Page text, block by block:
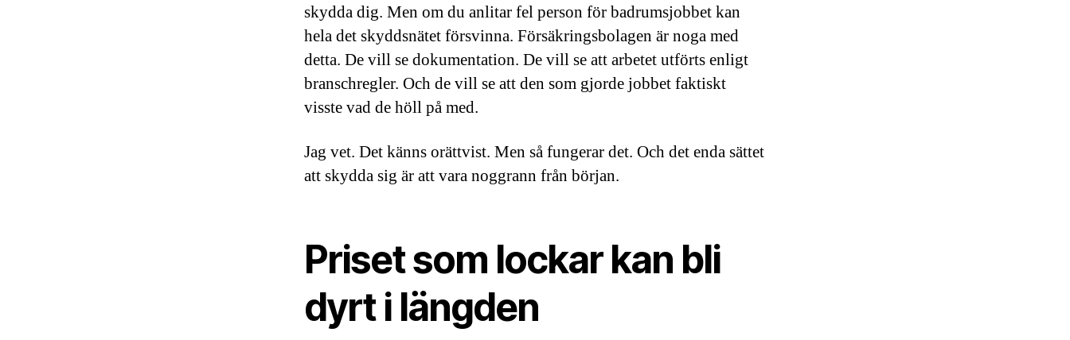
skydda dig. Men om du anlitar fel person för badrumsjobbet kan
hela det skyddsnätet försvinna. Försäkringsbolagen är noga med
detta. De vill se dokumentation. De vill se att arbetet utförts enligt
branschregler. Och de vill se att den som gjorde jobbet faktiskt
visste vad de höll på med.
Jag vet. Det känns orättvist. Men så fungerar det. Och det enda sättet
att skydda sig är att vara noggrann från början.
Priset som lockar kan bli
dyrt i längden